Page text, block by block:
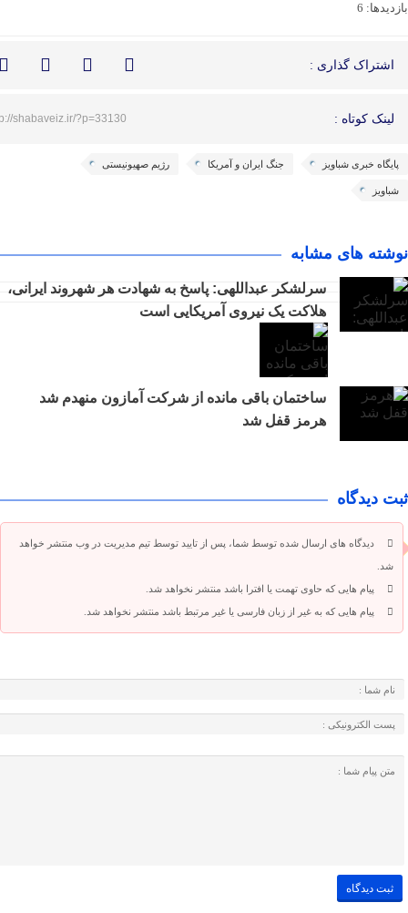
بازدیدها: 6
اشتراک گذاری :
لینک کوتاه : shabaveiz.ir/?p=33130
پایگاه خبری شباویز جنگ ایران و آمریکا رژیم صهیونیستی
شباویز
نوشته های مشابه
سرلشکر عبداللهی: پاسخ به شهادت هر شهروند ایرانی،
هلاکت یک نیروی آمریکایی است
ساختمان باقی مانده از شرکت آمازون منهدم شد
هرمز قفل شد
ثبت دیدگاه
دیدگاه های ارسال شده توسط شما، پس از تایید توسط تیم مدیریت در وب منتشر خواهد
شد.
پیام هایی که حاوی تهمت یا افترا باشد منتشر نخواهد شد.
پیام هایی که به غیر از زبان فارسی یا غیر مرتبط باشد منتشر نخواهد شد.